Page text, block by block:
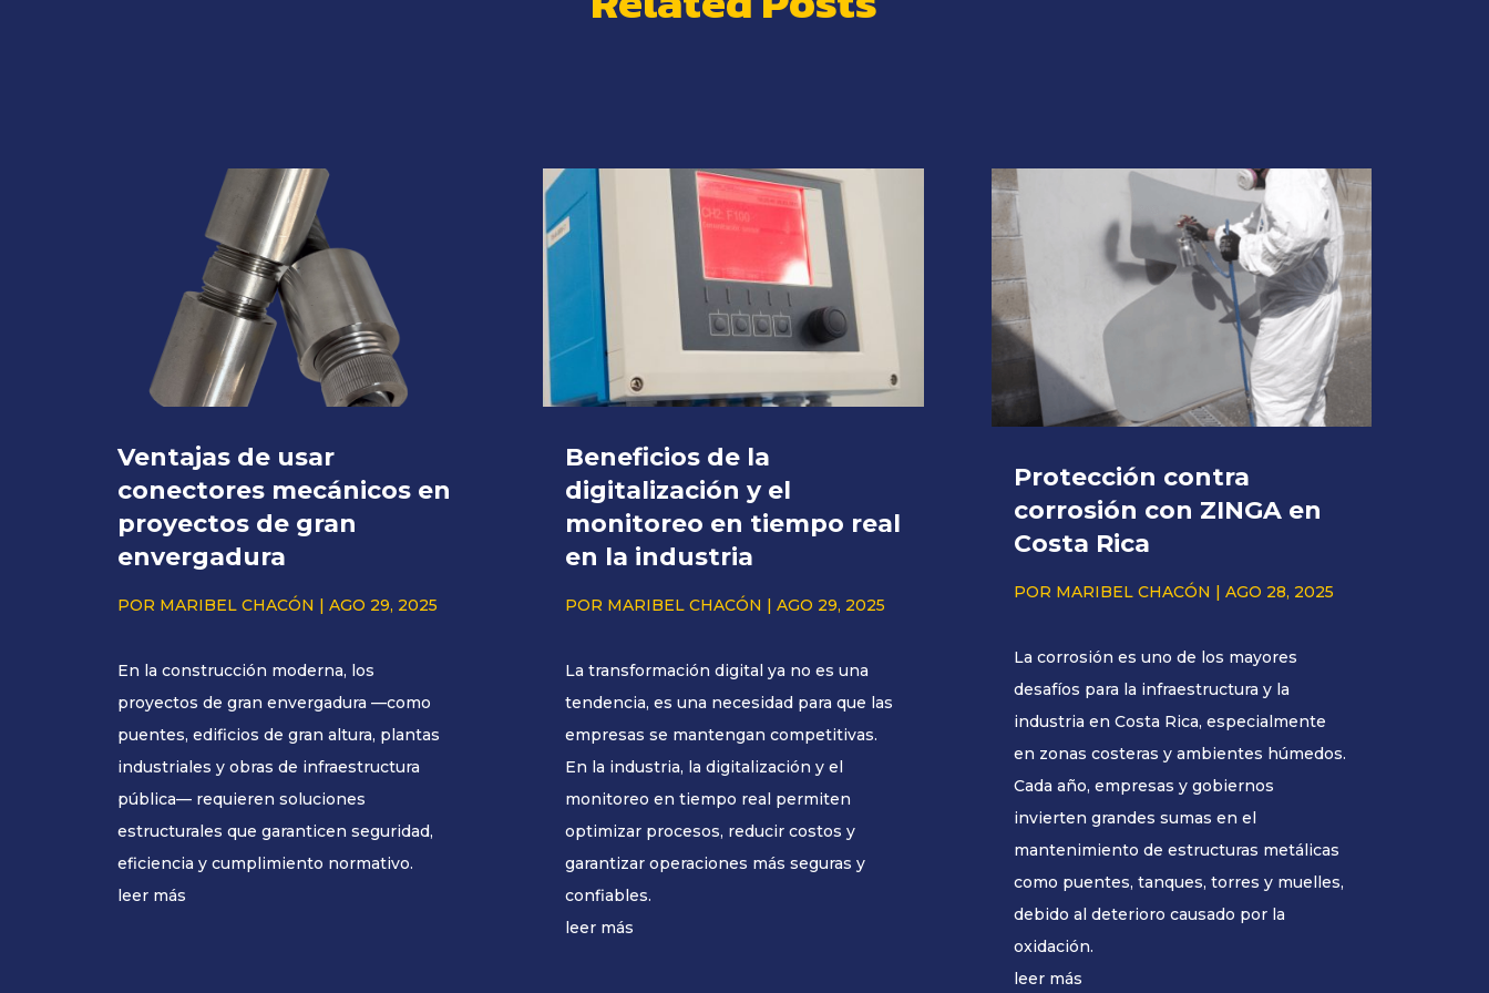
Ventajas de usar
conectores mecánicos en
proyectos de gran
envergadura
POR MARIBEL CHACÓN |AGO 29, 2025
En la construcción moderna, los
proyectos de gran envergadura —como
puentes, edificios de gran altura, plantas
industriales y obras de infraestructura
pública— requieren soluciones
estructurales que garanticen seguridad,
eficiencia y cumplimiento normativo.
leer más
Beneficios de la
digitalización y el
monitoreo en tiempo real
en la industria
POR MARIBEL CHACÓN |AGO 29, 2025
La transformación digital ya no es una
tendencia, es una necesidad para que las
empresas se mantengan competitivas.
En la industria, la digitalización y el
monitoreo en tiempo real permiten
optimizar procesos, reducir costos y
garantizar operaciones más seguras y
confiables.
leer más
Protección contra
corrosión con ZINGA en
Costa Rica
POR MARIBEL CHACÓN AGO 28, 2025
La corrosión es uno de los mayores
desafíos para la infraestructura y la
industria en Costa Rica, especialmente
en zonas costeras y ambientes húmedos.
Cada año, empresas y gobiernos
invierten grandes sumas en el
mantenimiento de estructuras metálicas
como puentes, tanques, torres y muelles,
debido al deterioro causado por la
oxidación.
leer más